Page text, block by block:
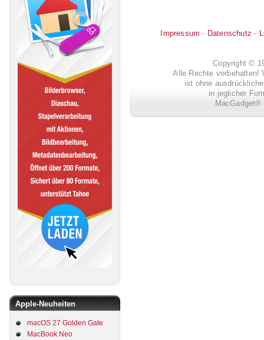
Apple-Neuheiten
macOS 27 Golden Gate
MacBook Neo
Impressum - Datenschutz -
Copyright ©
Alle Rechte vorbehalten!
ist ohne
in jeglicher
MacGadget®